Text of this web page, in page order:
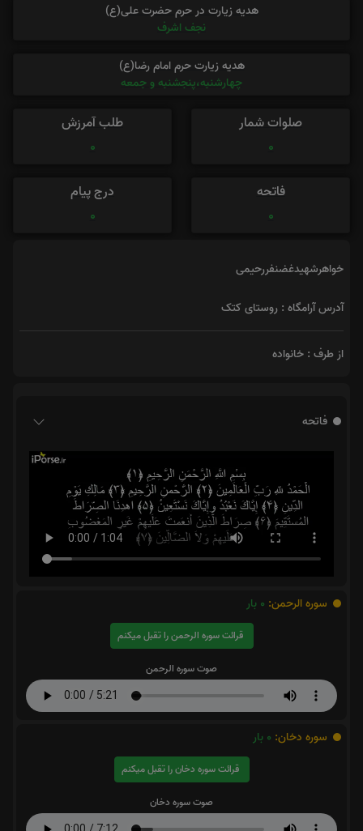
هدیه زیارت در حرم حضرت علی(ع)
نجف اشرف
هدیه زیارت حرم امام رضا(ع)
چهارشنبه،پنجشنبه و جمعه
صلوات شمار
0
طلب آمرزش
0
فاتحه
0
درج پیام
0
خواهرشهیدغضنفررحیمی
آدرس آرامگاه : روستای کتک
از طرف : خانواده
فاتحه
سوره الرحمن: 0 بار
قرائت سوره الرحمن را تقبل میکنم
صوت سوره الرحمن
سوره دخان: 0 بار
قرائت سوره دخان را تقبل میکنم
صوت سوره دخان